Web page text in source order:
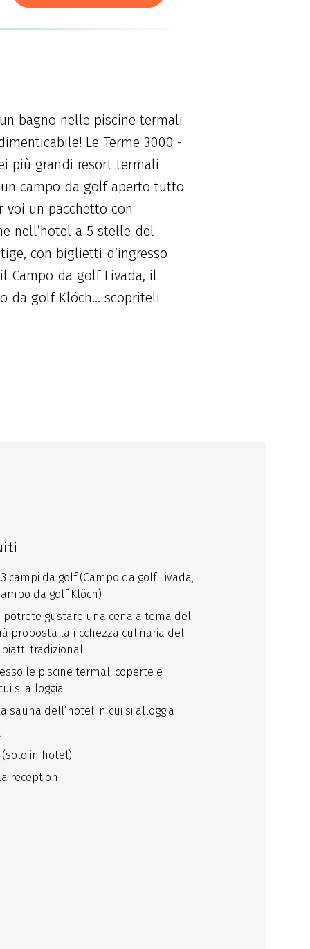
bagno nelle piscine termali
Le Terme 3000 -
più grandi resort termali
campo da golf aperto tutto
voi un pacchetto con
nell’hotel a 5 stelle del
con biglietti d’ingresso
Campo da golf Livada, il
da golf Klöch... scopriteli
campi da golf (Campo da golf Livada,
da golf Klöch)
potrete gustare una cena a tema del
proposta la ricchezza culinaria del
tradizionali
le piscine termali coperte e
si alloggia
sauna dell’hotel in cui si alloggia
(solo in hotel)
reception